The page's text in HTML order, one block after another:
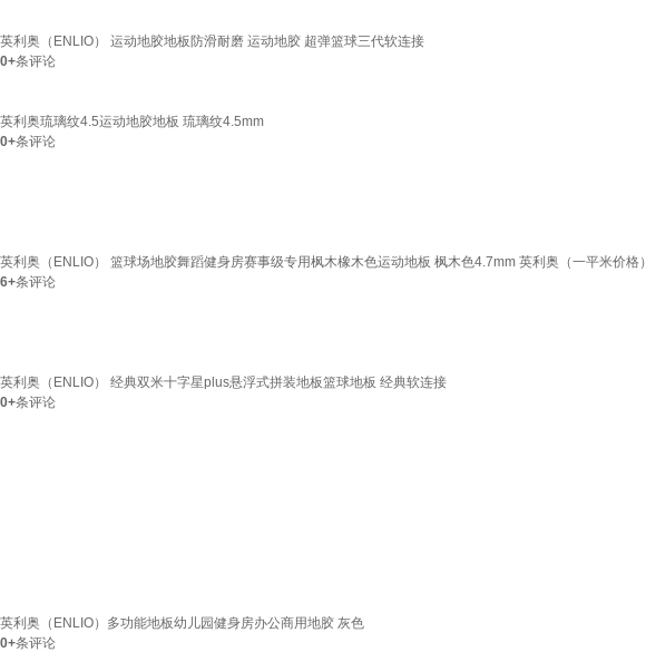
英利奥（ENLIO） 运动地胶地板防滑耐磨 运动地胶 超弹篮球三代软连接
0+条评论
英利奥琉璃纹4.5运动地胶地板 琉璃纹4.5mm
0+条评论
英利奥（ENLIO） 篮球场地胶舞蹈健身房赛事级专用枫木橡木色运动地板 枫木色4.7mm 英利奥（一平米价格）
6+条评论
英利奥（ENLIO） 经典双米十字星plus悬浮式拼装地板篮球地板 经典软连接
0+条评论
英利奥（ENLIO）多功能地板幼儿园健身房办公商用地胶 灰色
0+条评论